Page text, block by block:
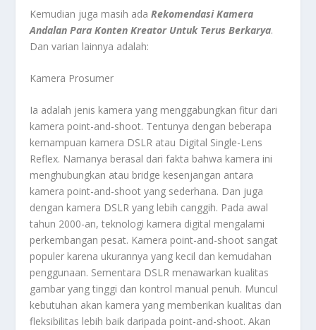
Kemudian juga masih adaRekomendasi Kamera
Andalan Para Konten Kreator Untuk Terus Berkarya.
Dan varian lainnya adalah:
Kamera Prosumer
Ia adalah jenis kamera yang menggabungkan fitur dari
kamera point-and-shoot. Tentunya dengan beberapa
kemampuan kamera DSLR atau Digital Single-Lens
Reflex. Namanya berasal dari fakta bahwa kamera ini
menghubungkan atau bridge kesenjangan antara
kamera point-and-shoot yang sederhana. Dan juga
dengan kamera DSLR yang lebih canggih. Pada awal
tahun 2000-an, teknologi kamera digital mengalami
perkembangan pesat. Kamera point-and-shoot sangat
populer karena ukurannya yang kecil dan kemudahan
penggunaan. Sementara DSLR menawarkan kualitas
gambar yang tinggi dan kontrol manual penuh. Muncul
kebutuhan akan kamera yang memberikan kualitas dan
fleksibilitas lebih baik daripada point-and-shoot. Akan